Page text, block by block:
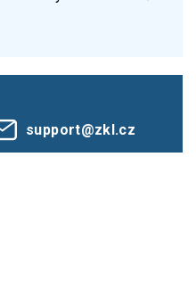
support@zkl.cz